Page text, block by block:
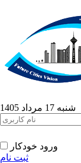
ورود خودکار
ثبت نام